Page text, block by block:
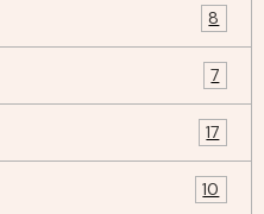
8
7
17
10